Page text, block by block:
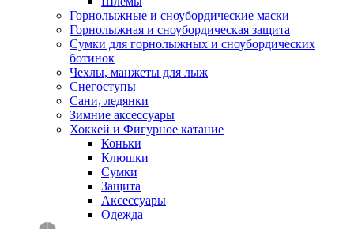
Горнолыжные и сноубордические маски
Горнолыжная и сноубордическая защита
Сумки для горнолыжных и сноубордических
ботинок
Чехлы, манжеты для лыж
Снегоступы
Сани, ледянки
Зимние аксессуары
Хоккей и Фигурное катание
Коньки
Клюшки
Сумки
Защита
Аксессуары
Одежда